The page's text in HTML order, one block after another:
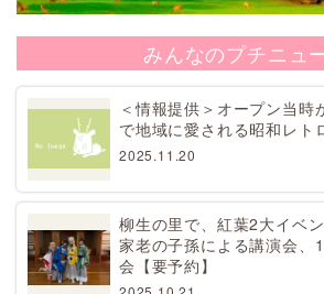
みんなのプチニュ
＜情報提供＞オープン当時
で地域に愛される昭和レト
2025.11.20
柳生の里で、紅葉2大イベ
家老の子孫による講演会、
会【要予約】